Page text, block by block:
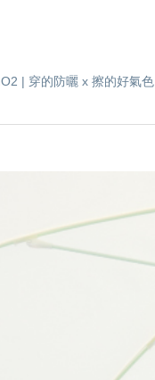
| 穿的防曬 x 擦的好氣色